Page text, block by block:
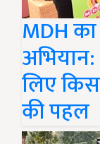
MDH का
लिए
की पहल